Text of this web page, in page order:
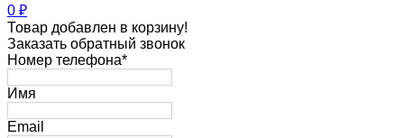
0 ₽
Товар добавлен в корзину!
Заказать обратный звонок
Номер телефона*
Имя
Email